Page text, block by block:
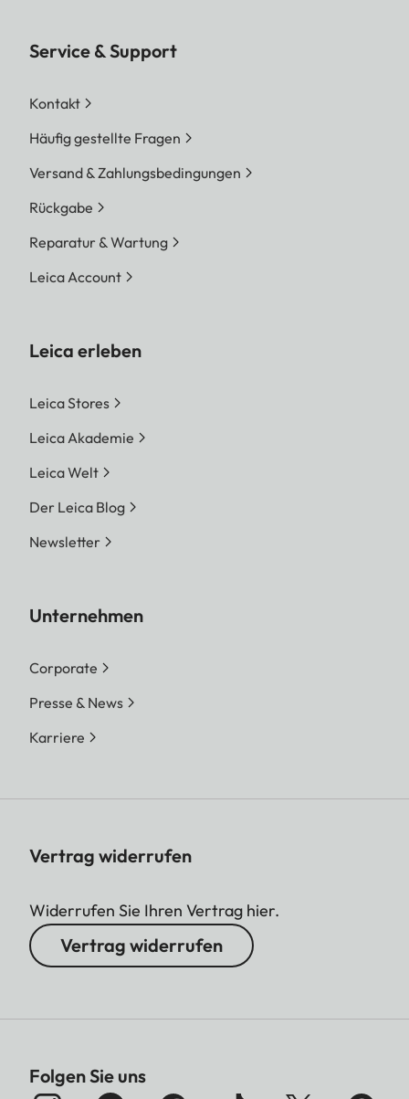
Service & Support
Kontakt
Häufig gestellte Fragen
Versand & Zahlungsbedingungen
Rückgabe
Reparatur & Wartung
Leica Account
Leica erleben
Leica Stores
Leica Akademie
Leica Welt
Der Leica Blog
Newsletter
Unternehmen
Corporate
Presse & News
Karriere
Vertrag widerrufen
Widerrufen Sie Ihren Vertrag hier.
Vertrag widerrufen
Folgen Sie uns